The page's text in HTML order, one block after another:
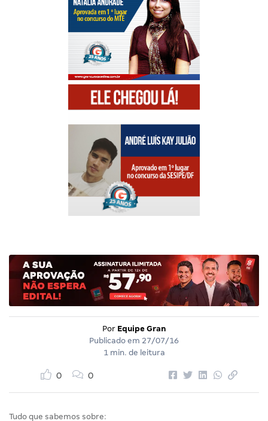
Por Equipe Gran
Publicado em 27/07/16
1 min. de leitura
0 0
Tudo que sabemos sobre: